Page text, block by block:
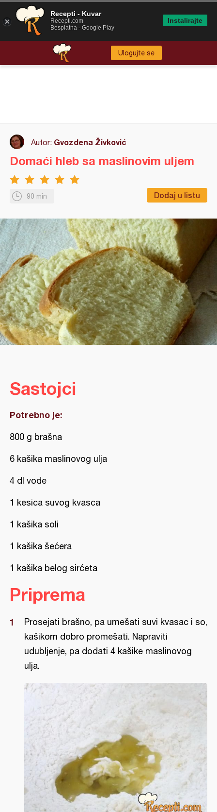
Ulogujte se
Autor: Gvozdena Živković
90 min Dodaj u listu
Domaći hleb sa maslinovim uljem
Sastojci
Potrebno je:
800 g brašna
6 kašika maslinovog ulja
4 dl vode
1 kesica suvog kvasca
1 kašika soli
1 kašika šećera
1 kašika belog sirćeta
Priprema
Prosejati brašno, pa umešati suvi kvasac i so,
kašikom dobro promešati. Napraviti
udubljenje, pa dodati 4 kašike maslinovog
ulja.
Recepti - Kuvar
Recepti.com
Besplatna - Google Play
Instalirajte